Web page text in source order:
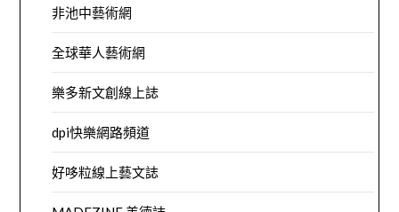
非池中藝術網
全球華人藝術網
樂多新文創線上誌
dpi快樂網路頻道
好哆粒線上藝文誌